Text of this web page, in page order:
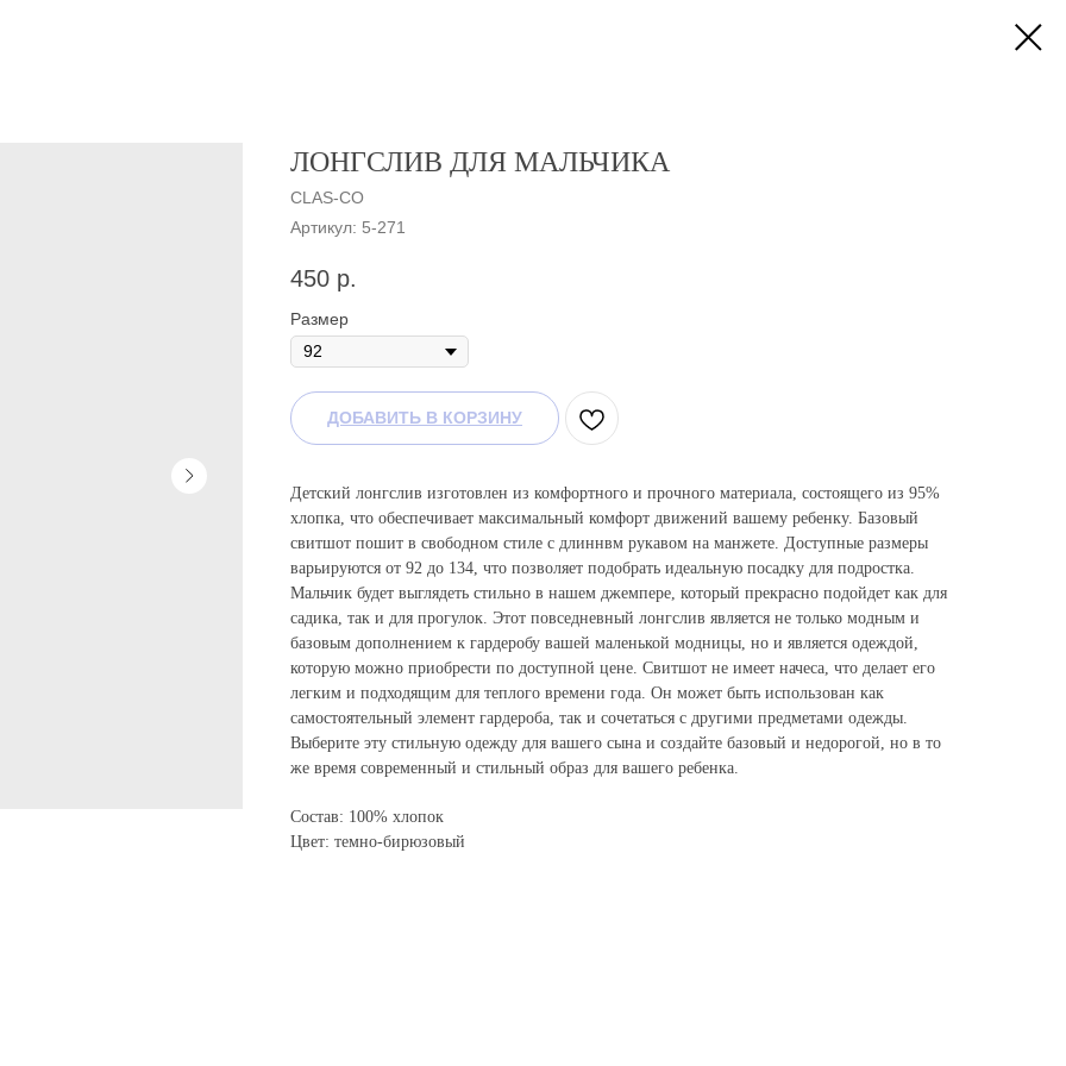
ЛОНГСЛИВ ДЛЯ МАЛЬЧИКА
CLAS-CO
Артикул: 5-271
450 р.
Размер
ДОБАВИТЬ В КОРЗИНУ
Детский лонгслив изготовлен из комфортного и прочного материала, состоящего из 95%
хлопка, что обеспечивает максимальный комфорт движений вашему ребенку. Базовый
свитшот пошит в свободном стиле с длиннвм рукавом на манжете. Доступные размеры
варьируются от 92 до 134, что позволяет подобрать идеальную посадку для подростка.
Мальчик будет выглядеть стильно в нашем джемпере, который прекрасно подойдет как для
садика, так и для прогулок. Этот повседневный лонгслив является не только модным и
базовым дополнением к гардеробу вашей маленькой модницы, но и является одеждой,
которую можно приобрести по доступной цене. Свитшот не имеет начеса, что делает его
легким и подходящим для теплого времени года. Он может быть использован как
самостоятельный элемент гардероба, так и сочетаться с другими предметами одежды.
Выберите эту стильную одежду для вашего сына и создайте базовый и недорогой, но в то
же время современный и стильный образ для вашего ребенка.
Состав: 100% хлопок
Цвет: темно-бирюзовый